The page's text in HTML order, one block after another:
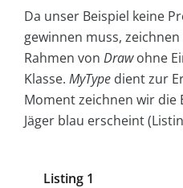
Da unser Beispiel keine
gewinnen muss,
Rahmen von Drawohne
Klasse. MyType dient zur
Moment zeichnen wir
Jäger blau erscheint
Listing 1